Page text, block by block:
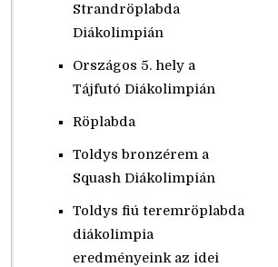
Strandröplabda
Diákolimpián
Országos 5. hely a
Tájfutó Diákolimpián
Röplabda
Toldys bronzérem a
Squash Diákolimpián
Toldys fiú teremröplabda
diákolimpia
eredményeink az idei